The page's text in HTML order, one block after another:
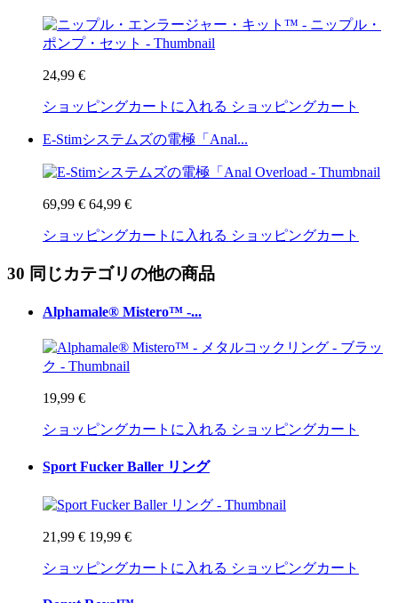
24,99 €
ショッピングカートに入れる ショッピングカート
E-Stimシステムズの電極「Anal...
69,99 € 64,99 €
ショッピングカートに入れる ショッピングカート
30 同じカテゴリの他の商品
Alphamale® Mistero™ -...
19,99 €
ショッピングカートに入れる ショッピングカート
Sport Fucker Baller リング
21,99 € 19,99 €
ショッピングカートに入れる ショッピングカート